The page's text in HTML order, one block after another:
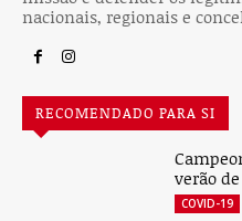
nacionais, regionais e
RECOMENDADO PARA SI
verão de
COVID-19